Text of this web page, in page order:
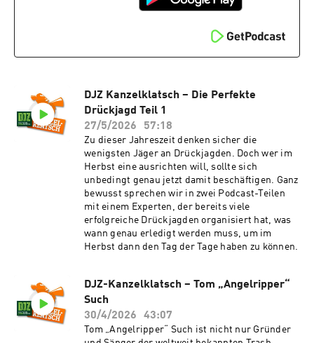
DJZ Kanzelklatsch – Die Perfekte
Drückjagd Teil 1
27/5/2026
57:18
Zu dieser Jahreszeit denken sicher die
wenigsten Jäger an Drückjagden. Doch wer im
Herbst eine ausrichten will, sollte sich
unbedingt genau jetzt damit beschäftigen. Ganz
bewusst sprechen wir in zwei Podcast-Teilen
mit einem Experten, der bereits viele
erfolgreiche Drückjagden organisiert hat, was
wann genau erledigt werden muss, um im
Herbst dann den Tag der Tage haben zu können.
DJZ-Kanzelklatsch – Tom „Angelripper“
Such
30/4/2026
43:07
Tom „Angelripper“ Such ist nicht nur Gründer